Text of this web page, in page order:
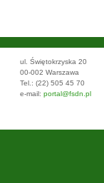
ul. Świętokrzyska 20
00-002 Warszawa
Tel.: (22) 505 45 70
e-mail: portal@fsdn.pl